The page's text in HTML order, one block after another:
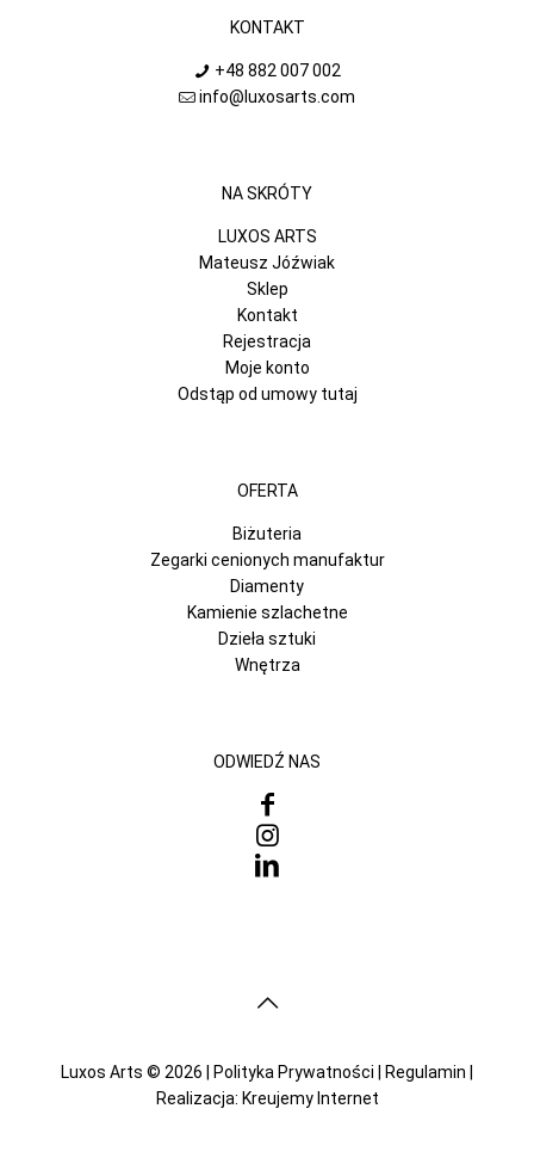
KONTAKT
+48 882 007 002
info@luxosarts.com
NA SKRÓTY
LUXOS ARTS
Mateusz Jóźwiak
Sklep
Kontakt
Rejestracja
Moje konto
Odstąp od umowy tutaj
OFERTA
Biżuteria
Zegarki cenionych manufaktur
Diamenty
Kamienie szlachetne
Dzieła sztuki
Wnętrza
ODWIEDŹ NAS
Luxos Arts © 2026 | Polityka Prywatności Regulamin
Realizacja: Kreujemy Internet